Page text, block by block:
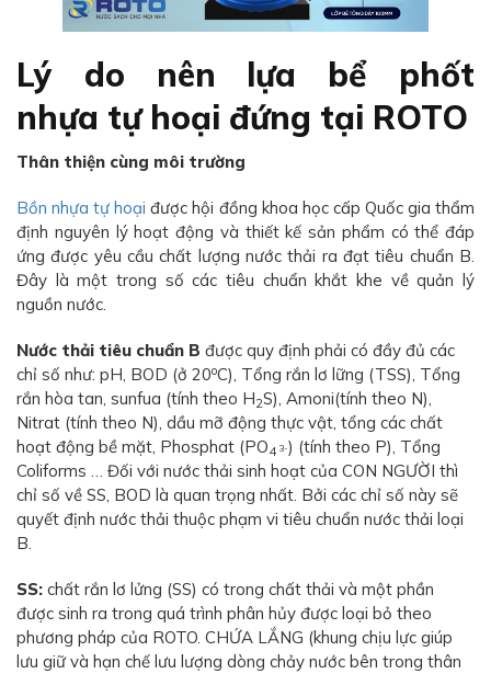
Lý do nên lựa bể phốt
nhựa tự hoại đứng tại ROTO
Thân thiện cùng môi trường
Bồn nhựa tự hoại được hội đồng khoa học cấp Quốc gia thẩm
định nguyên lý hoạt động và thiết kế sản phẩm có thể đáp
ứng được yêu cầu chất lượng nước thải ra đạt tiêu chuẩn B.
Đây là một trong số các tiêu chuẩn khắt khe về quản lý
nguồn nước.
Nước thải tiêu chuẩn B được quy định phải có đầy đủ các
chỉ số như: pH, BOD (ở 20oC), Tổng rắn lơ lững (TSS), Tổng
rắn hòa tan, sunfua (tính theo H2S), Amoni(tính theo N),
Nitrat (tính theo N), dầu mỡ động thực vật, tổng các chất
hoạt động bề mặt, Phosphat (PO4 3-) (tính theo P), Tổng
Coliforms … Đối với nước thải sinh hoạt của CON NGƯỜI thì
chỉ số về SS, BOD là quan trọng nhất. Bởi các chỉ số này sẽ
quyết định nước thải thuộc phạm vi tiêu chuẩn nước thải loại
B.
SS: chất rắn lơ lửng (SS) có trong chất thải và một phần
được sinh ra trong quá trình phân hủy được loại bỏ theo
phương pháp của ROTO. CHỨA LẮNG (khung chịu lực giúp
lưu giữ và hạn chế lưu lượng dòng chảy nước bên trong thân